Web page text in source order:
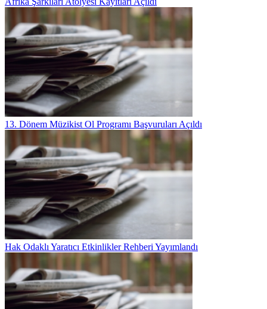
13. Dönem Müzikist Ol Programı Başvuruları Açıldı
Hak Odaklı Yaratıcı Etkinlikler Rehberi Yayımlandı